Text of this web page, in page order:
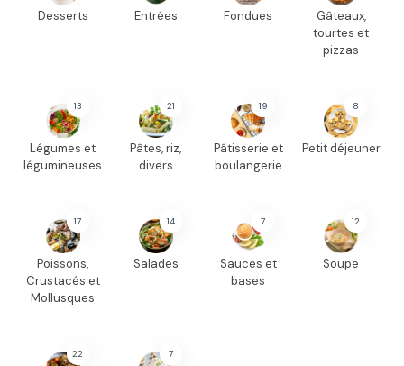
Desserts Entrées Fondues
Gâteaux,
tourtes et
pizzas
13
Légumes et
légumineuses
21
Pâtes, riz,
divers
19
Pâtisserie et
boulangerie
8
Petit déjeuner
17
Poissons,
Crustacés et
Mollusques
14
Salades
7
Sauces et
bases
12
Soupe
22 7